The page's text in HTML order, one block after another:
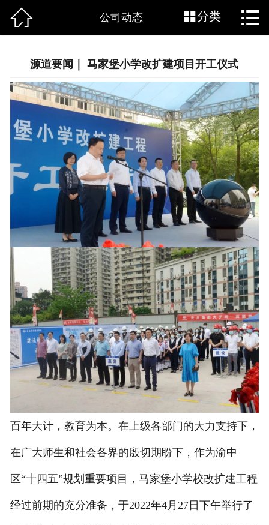
网站首页
源道作品
源道BIM
加入源道
联系源道
 公司动态 分类 
源道要闻｜ 马家堡小学改扩建项目开工仪式
百年大计，教育为本。在上级各部门的大力支持下，
在广大师生和社会各界的殷切期盼下，作为渝中
区“十四五”规划重要项目，马家堡小学校改扩建工程
经过前期的充分准备，于2022年4月27日下午举行了